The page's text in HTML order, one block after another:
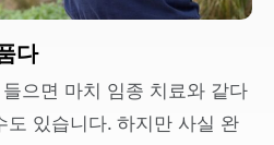
다
으면 마치 임종 치료와 같다
도 있습니다. 하지만 사실 완